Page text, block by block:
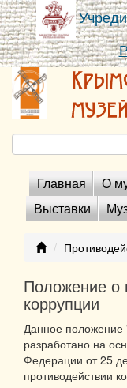
Главная О
Выставки
Положение о
коррупции
Данное положение
разработано на
Федерации от 25
противодействии